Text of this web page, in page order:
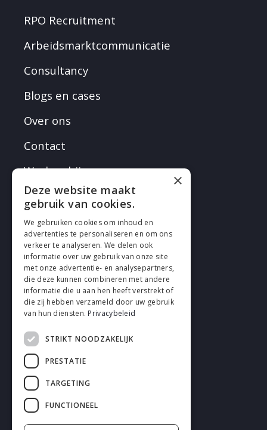
RPO Recruitment
Arbeidsmarktcommunicatie
Consultancy
Blogs en cases
Over ons
Contact
Werken bij
VOLG EN
Cookies
Privacy
Disclaimer
Algemene voorwaarden
×
Deze website maakt
gebruik van cookies.
We gebruiken cookies om inhoud en
advertenties te personaliseren en om ons
verkeer te analyseren. We delen ook
informatie over uw gebruik van onze site
met onze advertentie- en analysepartners,
die deze kunnen combineren met andere
informatie die u aan hen heeft verstrekt of
die zij hebben verzameld door uw gebruik
van hun diensten. Privacybeleid
STRIKT NOODZAKELIJK
PRESTATIE
TARGETING
FUNCTIONEEL